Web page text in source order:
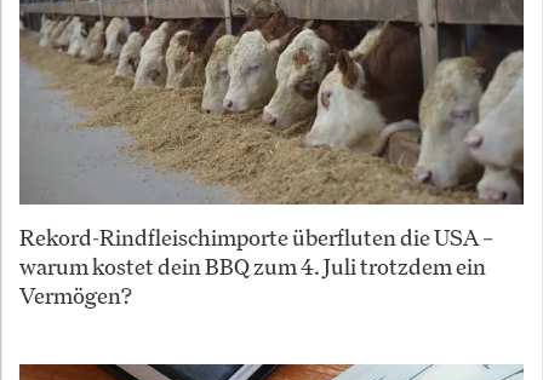
Rekord-Rindfleischimporte überfluten die USA –
warum kostet dein BBQ zum 4. Juli trotzdem ein
Vermögen?